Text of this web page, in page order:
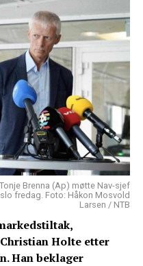
Brenna (Ap) møtte Nav-sjef
fredag. Foto: Håkon Mosvold
Larsen / NTB
Holte etter
Han beklager